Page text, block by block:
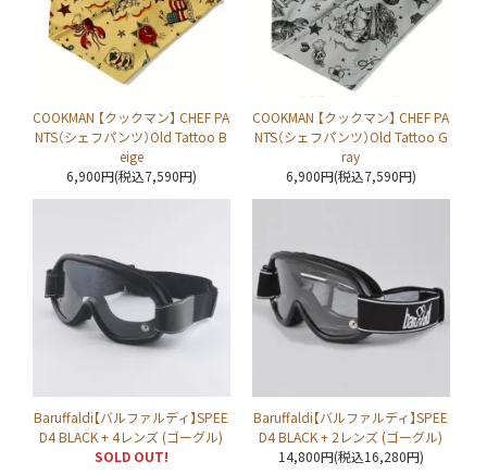
COOKMAN 【クックマン】 CHEF PA
NTS（シェフパンツ）Old Tattoo B
eige
6,900円(税込7,590円)
COOKMAN 【クックマン】 CHEF PA
NTS（シェフパンツ）Old Tattoo G
ray
6,900円(税込7,590円)
Baruffaldi【バルファルディ】SPEE
D4 BLACK + 4レンズ (ゴーグル)
SOLD OUT!
Baruffaldi【バルファルディ】SPEE
D4 BLACK + 2レンズ (ゴーグル)
14,800円(税込16,280円)